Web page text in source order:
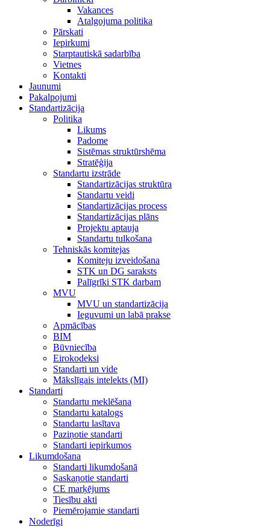
Vakances
Atalgojuma politika
Pārskati
Iepirkumi
Starptautiskā sadarbība
Vietnes
Kontakti
Jaunumi
Pakalpojumi
Standartizācija
Politika
Likums
Padome
Sistēmas struktūrshēma
Stratēģija
Standartu izstrāde
Standartizācijas struktūra
Standartu veidi
Standartizācijas process
Standartizācijas plāns
Projektu aptauja
Standartu tulkošana
Tehniskās komitejas
Komiteju izveidošana
STK un DG saraksts
Palīgrīki STK darbam
MVU
MVU un standartizācija
Ieguvumi un labā prakse
Apmācības
BIM
Būvniecība
Eirokodeksi
Standarti un vide
Mākslīgais intelekts (MI)
Standarti
Standartu meklēšana
Standartu katalogs
Standartu lasītava
Paziņotie standarti
Standarti iepirkumos
Likumdošana
Standarti likumdošanā
Saskaņotie standarti
CE marķējums
Tiesību akti
Piemērojamie standarti
Noderīgi